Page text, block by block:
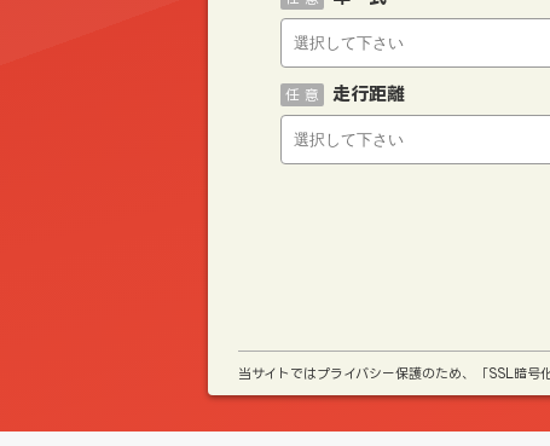
走行距離
任 意
当サイトではプライバシー保護のため、「SSL暗号